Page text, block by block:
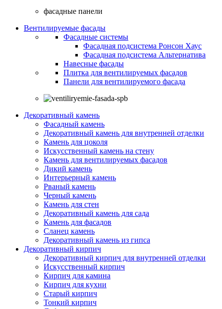
фасадные панели
Вентилируемые фасады
Фасадные системы
Фасадная подсистема Ронсон Хаус
Фасадная подсистема Альтернатива
Навесные фасады
Плитка для вентилируемых фасадов
Панели для вентилируемого фасада
Декоративный камень
Фасадный камень
Декоративный камень для внутренней отделки
Камень для цоколя
Искусственный камень на стену
Камень для вентилируемых фасадов
Дикий камень
Интерьерный камень
Рваный камень
Черный камень
Камень для стен
Декоративный камень для сада
Камень для фасадов
Сланец камень
Декоративный камень из гипса
Декоративный кирпич
Декоративный кирпич для внутренней отделки
Искусственный кирпич
Кирпич для камина
Кирпич для кухни
Старый кирпич
Тонкий кирпич